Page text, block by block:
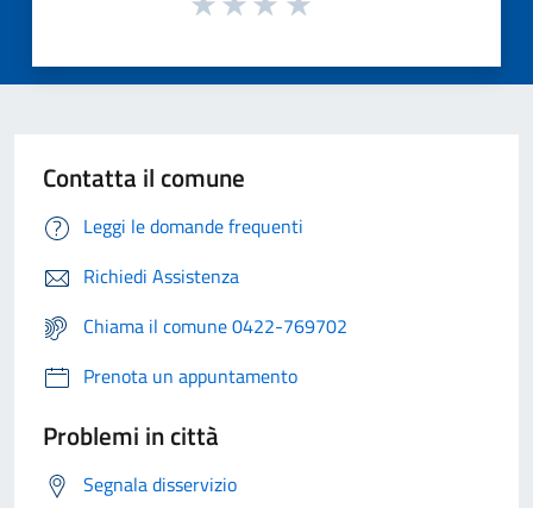
Contatta il comune
Leggi le domande frequenti
Richiedi Assistenza
Chiama il comune 0422-769702
Prenota un appuntamento
Problemi in città
Segnala disservizio